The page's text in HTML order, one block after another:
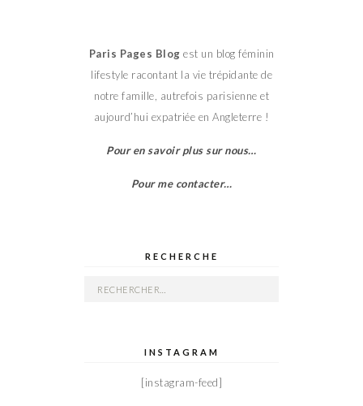
Paris Pages Blog est un blog féminin
lifestyle racontant la vie trépidante de
notre famille, autrefois parisienne et
aujourd’hui expatriée en Angleterre !
Pour en savoir plus sur nous…
Pour me contacter…
RECHERCHE
Rechercher :
INSTAGRAM
[instagram-feed]